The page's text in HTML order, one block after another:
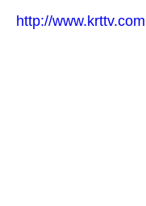
http://